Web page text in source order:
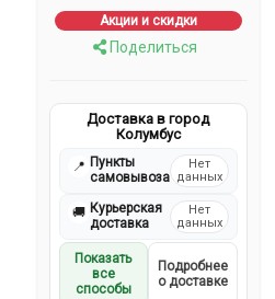
Акции и скидки
Поделиться
Доставка в город
Колумбус
📍 Пункты
самовывоза
Нет
данных
🚚 Курьерская
доставка
Нет
данных
Показать
все
способы
Подробнее
о доставке